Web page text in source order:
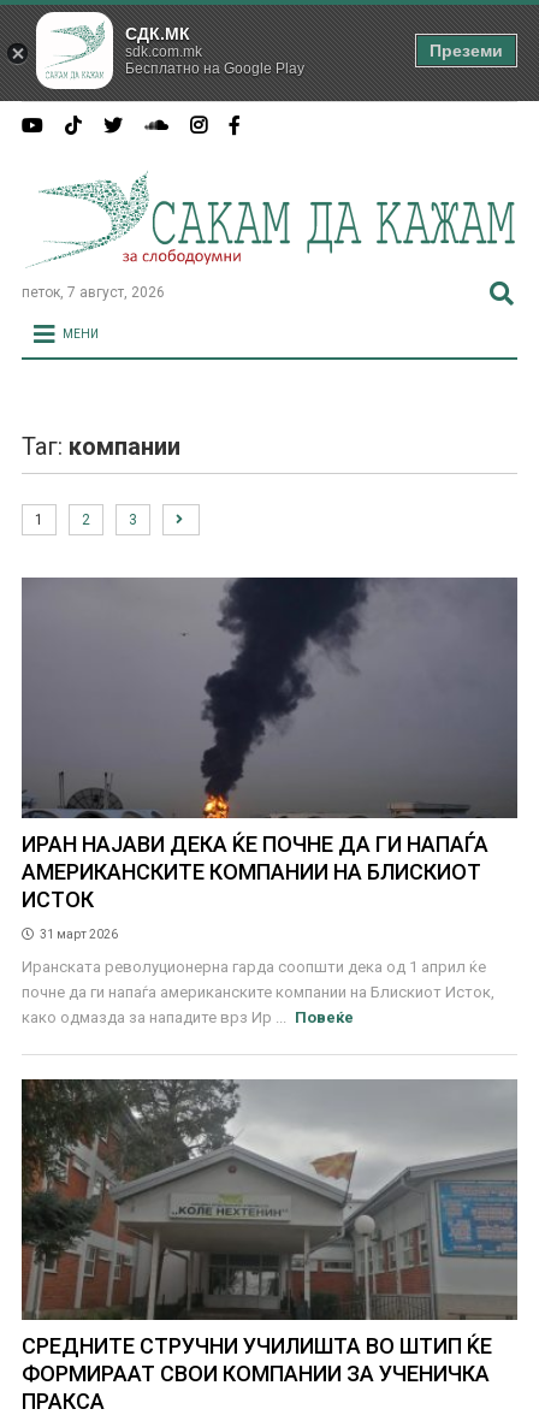
петок, 7 август, 2026
МЕНИ
Таг: компании
1 2 3
ИРАН НАЈАВИ ДЕКА ЌЕ ПОЧНЕ ДА ГИ НАПАЃА
АМЕРИКАНСКИТЕ КОМПАНИИ НА БЛИСКИОТ
ИСТОК
31 март 2026
Иранската револуционерна гарда соопшти дека од 1 април ќе
почне да ги напаѓа американските компании на Блискиот Исток,
како одмазда за нападите врз Ир ...
Повеќе
СРЕДНИТЕ СТРУЧНИ УЧИЛИШТА ВО ШТИП ЌЕ
ФОРМИРААТ СВОИ КОМПАНИИ ЗА УЧЕНИЧКА
ПРАКСА
СДК.МК
sdk.com.mk
Бесплатно на Google Play
Преземи